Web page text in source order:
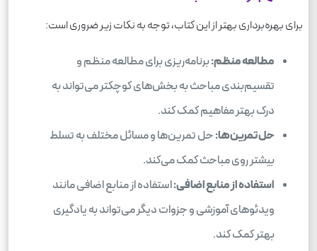
برای بهره‌برداری بهتر از این کتاب، توجه به نکات زیر ضروری است:
مطالعه منظم:برنامه‌ریزی برای مطالعه منظم و
تقسیم‌بندی مباحث به بخش‌های کوچکتر می‌تواند به
درک بهتر مفاهیم کمک کند.
حل تمرین‌ها:حل تمرین‌ها و مسائل مختلف به تسلط
بیشتر روی مباحث کمک می‌کند.
استفاده از منابع اضافی:استفاده از منابع اضافی مانند
ویدئوهای آموزشی و جزوات دیگر می‌تواند به یادگیری
بهتر کمک کند.